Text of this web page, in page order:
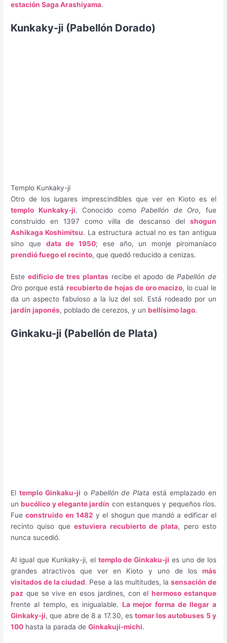
estación Saga Arashiyama.
Kunkaky-ji (Pabellón Dorado)
Templo Kunkaky-ji
Otro de los lugares imprescindibles que ver en Kioto es el
templo Kunkaky-ji. Conocido comoPabellón de Oro, fue
construido en 1397 como villa de descanso del shogun
Ashikaga Koshimitsu. La estructura actual no es tan antigua
sino que data de 1950; ese año, un monje piromaníaco
prendió fuego el recinto, que quedó reducido a cenizas.
Este edificio de tres plantasrecibe el apodo dePabellón de
Oro porque está recubierto de hojas de oro macizo, lo cual le
da un aspecto fabuloso a la luz del sol. Está rodeado por un
jardín japonés, poblado de cerezos, y unbellísimo lago.
Ginkaku-ji (Pabellón de Plata)
El templo Ginkaku-ji o Pabellón de Plataestá emplazado en
unbucólico y elegante jardín con estanques y pequeños ríos.
Fueconstruido en 1482 y el shogun que mandó a edificar el
recinto quiso queestuviera recubierto de plata, pero esto
nunca sucedió.
Al igual que Kunkaky-ji, el templo de Ginkaku-ji es uno de los
grandes atractivos que ver en Kioto y uno de los más
visitados de la ciudad. Pese a las multitudes, la sensación de
paz que se vive en esos jardines, con elhermoso estanque
frente al templo, es inigualable. La mejor forma de llegar a
Ginkaky-ji, que abre de 8 a 17.30, es tomar los autobuses 5 y
100 hasta la parada deGinkakuji-michi.